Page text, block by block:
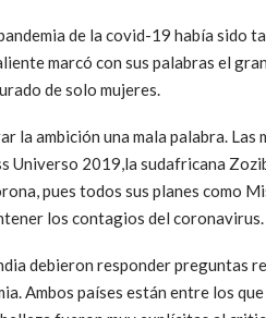
de la covid-19 había sido
marcó con sus palabras el
de solo mujeres.
la ambición una mala palabra. Las
Universo 2019,la sudafricana
pues todos sus planes como
los contagios del coronavirus.
debieron responder preguntas
Ambos países están entre los